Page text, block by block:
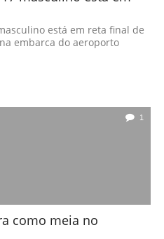
está em reta final de
embarca do aeroporto
1
como meia no